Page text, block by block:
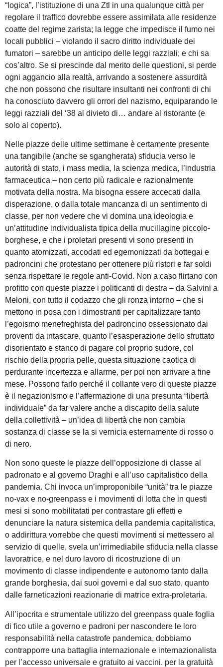
“logica”, l’istituzione di una Ztl in una qualunque città per
regolare il traffico dovrebbe essere assimilata alle residenze
coatte del regime zarista; la legge che impedisce il fumo nei
locali pubblici – violando il sacro diritto individuale dei
fumatori – sarebbe un anticipo delle leggi razziali; e chi sa
cos’altro. Se si prescinde dal merito delle questioni, si perde
ogni aggancio alla realtà, arrivando a sostenere assurdità
che non possono che risultare insultanti nei confronti di chi
ha conosciuto davvero gli orrori del nazismo, equiparando le
leggi razziali del ‘38 al divieto di… andare al ristorante (e
solo al coperto).
Nelle piazze delle ultime settimane è certamente presente
una tangibile (anche se sgangherata) sfiducia verso le
autorità di stato, i mass media, la scienza medica, l’industria
farmaceutica – non certo più radicale e razionalmente
motivata della nostra. Ma bisogna essere accecati dalla
disperazione, o dalla totale mancanza di un sentimento di
classe, per non vedere che vi domina una ideologia e
un’attitudine individualista tipica della mucillagine piccolo-
borghese, e che i proletari presenti vi sono presenti in
quanto atomizzati, accodati ed egemonizzati da bottegai e
padroncini che protestano per ottenere più ristori e far soldi
senza rispettare le regole anti-Covid. Non a caso flirtano con
profitto con queste piazze i politicanti di destra – da Salvini a
Meloni, con tutto il codazzo che gli ronza intorno – che si
mettono in posa con i dimostranti per capitalizzare tanto
l’egoismo menefreghista del padroncino ossessionato dai
proventi da intascare, quanto l’esasperazione dello sfruttato
disorientato e stanco di pagare col proprio sudore, col
rischio della propria pelle, questa situazione caotica di
perdurante incertezza e allarme, per poi non arrivare a fine
mese. Possono farlo perché il collante vero di queste piazze
è il negazionismo e l’affermazione di una presunta “libertà
individuale” da far valere anche a discapito della salute
della collettività – un’idea di libertà che non cambia
sostanza di classe se la si vernicia esternamente di rosso o
di nero.
Non sono queste le piazze dell’opposizione di classe al
padronato e al governo Draghi e all’uso capitalistico della
pandemia. Chi invoca un’improponibile “unità” tra le piazze
no-vax e no-greenpass e i movimenti di lotta che in questi
mesi si sono mobilitatati per contrastare gli effetti e
denunciare la natura sistemica della pandemia capitalistica,
o addirittura vorrebbe che questi movimenti si mettessero al
servizio di quelle, svela un’irrimediabile sfiducia nella classe
lavoratrice, e nel duro lavoro di ricostruzione di un
movimento di classe indipendente e autonomo tanto dalla
grande borghesia, dai suoi governi e dal suo stato, quanto
dalle farneticazioni reazionarie di matrice extra-proletaria.
All’ipocrita e strumentale utilizzo del greenpass quale foglia
di fico utile a governo e padroni per nascondere le loro
responsabilità nella catastrofe pandemica, dobbiamo
contrapporre una battaglia internazionale e internazionalista
per l’accesso universale e gratuito ai vaccini, per la gratuità